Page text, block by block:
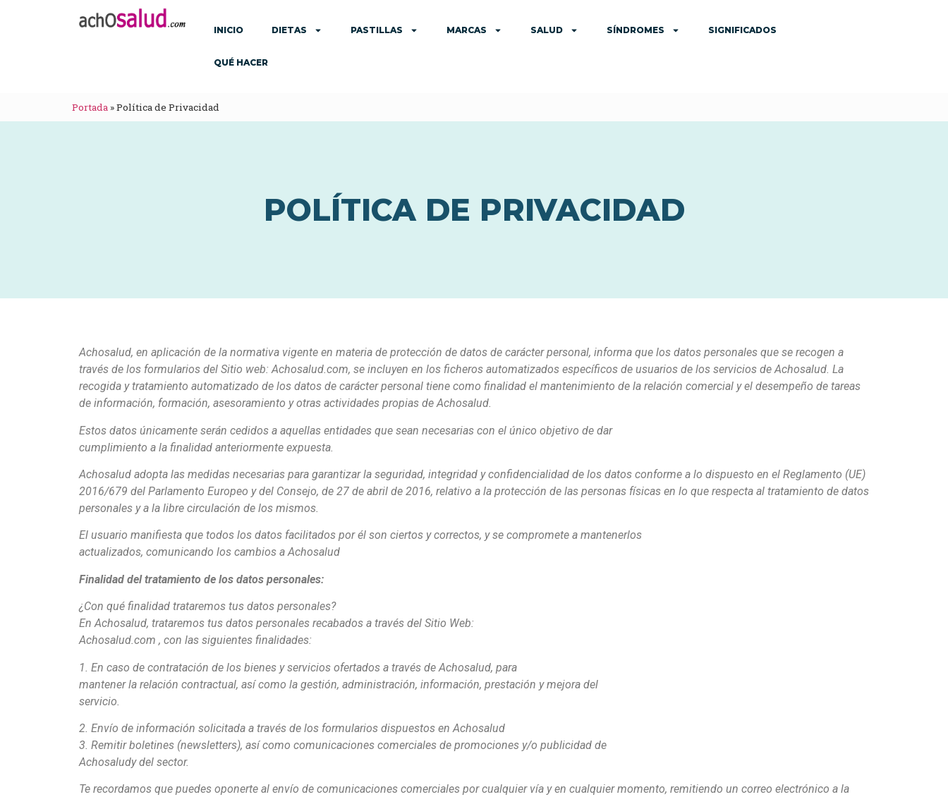
INICIO DIETAS PASTILLAS MARCAS SALUD SÍNDROMES SIGNIFICADOS
QUÉ HACER
Portada »Política de Privacidad
POLÍTICA DE PRIVACIDAD
Achosalud, en aplicación de la normativa vigente en materia de protección de datos de carácter personal, informa que los datos personales que se recogen a
través de los formularios del Sitio web: Achosalud.com, se incluyen en los ficheros automatizados específicos de usuarios de los servicios de Achosalud. La
recogida y tratamiento automatizado de los datos de carácter personal tiene como finalidad el mantenimiento de la relación comercial y el desempeño de tareas
de información, formación, asesoramiento y otras actividades propias de Achosalud.
Estos datos únicamente serán cedidos a aquellas entidades que sean necesarias con el único objetivo de dar
cumplimiento a la finalidad anteriormente expuesta.
Achosalud adopta las medidas necesarias para garantizar la seguridad, integridad y confidencialidad de los datos conforme a lo dispuesto en el Reglamento (UE)
2016/679 del Parlamento Europeo y del Consejo, de 27 de abril de 2016, relativo a la protección de las personas físicas en lo que respecta al tratamiento de datos
personales y a la libre circulación de los mismos.
El usuario manifiesta que todos los datos facilitados por él son ciertos y correctos, y se compromete a mantenerlos
actualizados, comunicando los cambios a Achosalud
Finalidad del tratamiento de los datos personales:
¿Con qué finalidad trataremos tus datos personales?
En Achosalud, trataremos tus datos personales recabados a través del Sitio Web:
Achosalud.com , con las siguientes finalidades:
1. En caso de contratación de los bienes y servicios ofertados a través de Achosalud, para
mantener la relación contractual, así como la gestión, administración, información, prestación y mejora del
servicio.
2. Envío de información solicitada a través de los formularios dispuestos en Achosalud
3. Remitir boletines (newsletters), así como comunicaciones comerciales de promociones y/o publicidad de
Achosaludy del sector.
Te recordamos que puedes oponerte al envío de comunicaciones comerciales por cualquier vía y en cualquier momento, remitiendo un correo electrónico a la